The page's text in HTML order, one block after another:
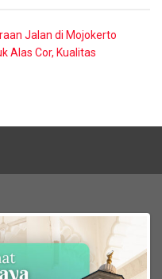
Jalan di Mojokerto
Alas Cor, Kualitas